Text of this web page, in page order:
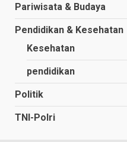
Pariwisata & Budaya
Pendidikan & Kesehatan
Kesehatan
pendidikan
Politik
TNI-Polri